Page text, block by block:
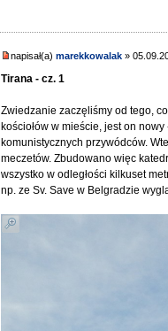
napisał(a)marekkowalak »
Tirana - cz. 1
Zwiedzanie zaczęliśmy od tego,
kościołów w mieście, jest on
komunistycznych przywódców.
meczetów. Zbudowano więc
wszystko w odległości kilkuset
np. ze Sv. Save w Belgradzie